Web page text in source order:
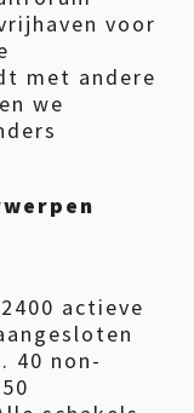
voor
met andere
we
actieve
40 non-